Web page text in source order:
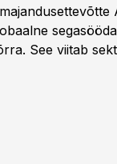
See viitab